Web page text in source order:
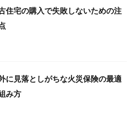
住宅の購入で失敗しないための注
に見落としがちな火災保険の最適
み方